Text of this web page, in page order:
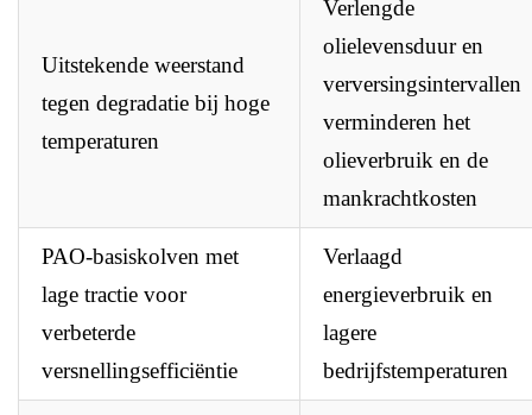
Uitstekende weerstand
tegen degradatie bij hoge
temperaturen
Verlengde
olielevensduur en
verversingsintervallen
verminderen het
olieverbruik en de
mankrachtkosten
PAO-basiskolven met
lage tractie voor
verbeterde
versnellingsefficiëntie
Verlaagd
energieverbruik en
lagere
bedrijfstemperaturen